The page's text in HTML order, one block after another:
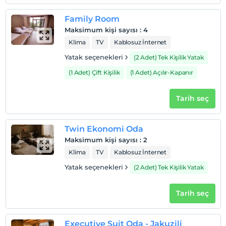
Ayder yolu Fırtına Vadisi'nde olan Hanedan Suit Hotel,
Ayder Yaylası'na 20 km mesafededir. Konuklar tesis
bünyesindeki restoranın keyfini çıkarabilirler. Tesis
bünyesindeki özel otopark ücretsizdir.
Otel koşulları
Check/in
En erken saat 14:00 ve sonrası
Evcil hayvan kabul edilmemektedir.
Family Room
Maksimum kişi sayısı : 4
Klima TV Kablosuz İnternet
Yatak seçenekleri
(2 Adet) Tek Kişilik Yatak
(1 Adet) Çift Kişilik
(1 Adet) Açılır-Kapanır
Tarih seç
Twin Ekonomi Oda
Maksimum kişi sayısı : 2
Klima TV Kablosuz İnternet
Yatak seçenekleri (2 Adet) Tek Kişilik Yatak
Tarih seç
Executive Suit Oda - Jakuzili